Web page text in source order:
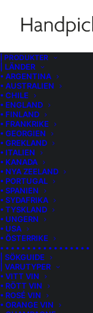
| PRODUKTER
| LÄNDER
• ARGENTINA
• AUSTRALIEN
• CHILE
• ENGLAND
• FINLAND
• FRANKRIKE
• GEORGIEN
• GREKLAND
• ITALIEN
• KANADA
• NYA ZEELAND
• PORTUGAL
• SPANIEN
• SYDAFRIKA
• TYSKLAND
• UNGERN
• USA
• ÖSTERRIKE
• • • • • • • • • • • • • • • • •
| SÖKGUIDE
| VARUTYPER
• VITT VIN
• RÖTT VIN
• ROSÉ VIN
• ORANGE VIN
OCH SEN EN
Burgenland
Här hittar du
produkter